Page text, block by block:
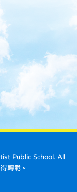
Public School. All
轉載。